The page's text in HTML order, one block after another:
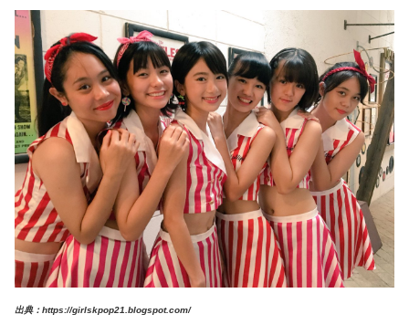
出典：https://girlskpop21.blogspot.com/